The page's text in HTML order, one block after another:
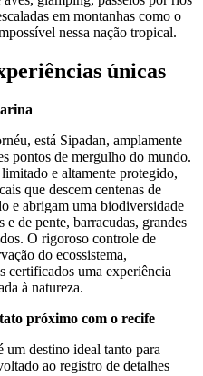
em montanhas como o
nessa nação tropical.
únicas
está Sipadan, amplamente
pontos de mergulho do mundo.
e altamente protegido,
que descem centenas de
e abrigam uma biodiversidade
de pente, barracudas, grandes
O rigoroso controle de
do ecossistema,
certificados uma experiência
à natureza.
próximo com o recife
destino ideal tanto para
ao registro de detalhes